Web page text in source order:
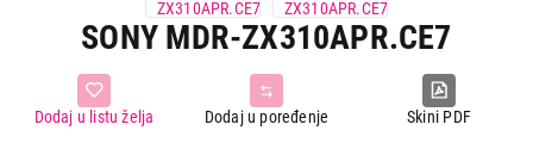
SONY MDR-ZX310APR.CE7
Skini PDF
Dodaj u poređenje
Dodaj u listu želja